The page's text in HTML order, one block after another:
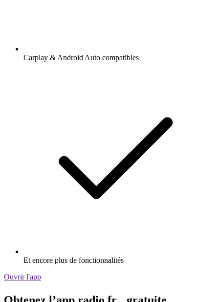
Carplay & Android Auto compatibles
Et encore plus de fonctionnalités
Ouvrir l'app